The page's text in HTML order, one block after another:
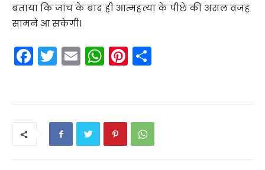
बताया कि जांच के बाद ही आत्महत्या के पीछे की असल वजह
सामने आ सकेगी।
F T E W
A
p
Pi
st